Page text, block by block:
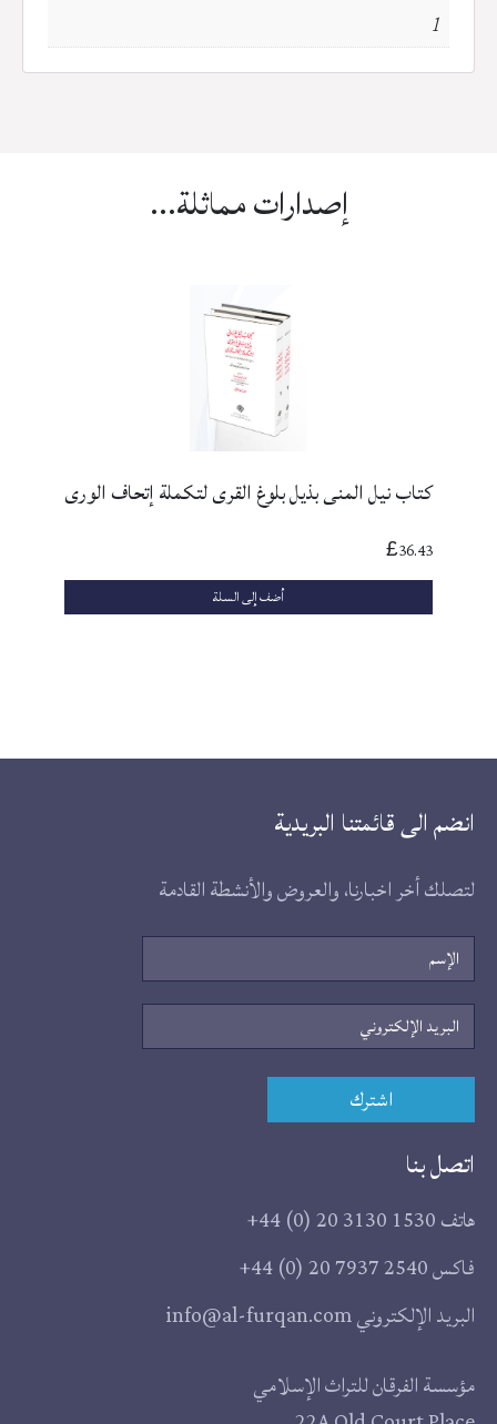
1
إصدارات مماثلة...
كتاب نيل المنى بذيل بلوغ القرى لتكملة إتحاف الورى
£36.43
أضف إلى السلة
انضم الى قائمتنا البريدية
لتصلك أخر اخبارنا، والعروض والأنشطة القادمة
الإسم
البريد
الإلكتروني
اشترك
اتصل بنا
هاتف+44 (0) 20 3130 1530
فاكس+44 (0) 20 7937 2540
البريد الإلكترونيinfo@al-furqan.com
مقر
مؤسسة الفرقان للتراث الإسلامي